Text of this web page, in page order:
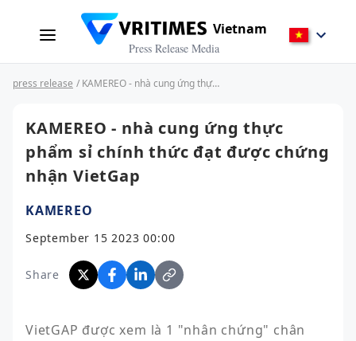
Vietnam
Press Release Media
press release / KAMEREO - nhà cung ứng thực phẩm sỉ chính thức đạt được chứng nhận VietGap
KAMEREO - nhà cung ứng thực
phẩm sỉ chính thức đạt được chứng
nhận VietGap
KAMEREO
September 15 2023 00:00
Share
VietGAP được xem là 1 "nhân chứng" chân